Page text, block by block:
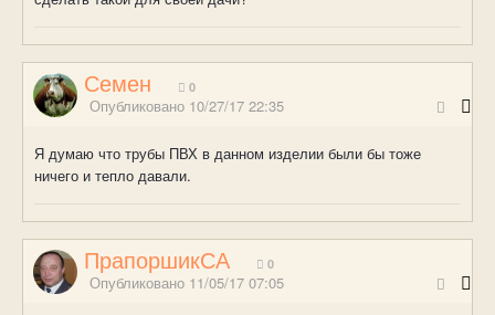
Семен 0
Опубликовано 10/27/17 22:35
Я думаю что трубы ПВХ в данном изделии были бы тоже
ничего и тепло давали.
ПрапоршикСА 0
Опубликовано 11/05/17 07:05